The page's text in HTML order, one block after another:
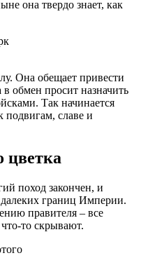
она твердо знает, как
Она обещает привести
обмен просит назначить
Так начинается
подвигам, славе и
цветка
поход закончен, и
границ Империи.
правителя – все
то скрывают.